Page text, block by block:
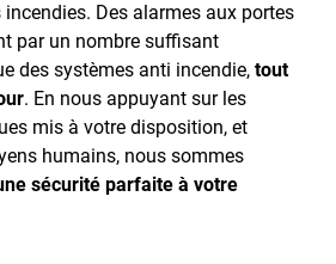
incendies. Des alarmes aux portes
par un nombre suffisant
des systèmes anti incendie,tout
. En nous appuyant sur les
mis à votre disposition, et
humains, nous sommes
sécurité parfaite à votre